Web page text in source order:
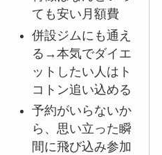
ても安い月額費
併設ジムにも通え
る→本気でダイエ
ットしたい人はト
コトン追い込める
予約がいらないか
ら、思い立った瞬
間に飛び込み参加